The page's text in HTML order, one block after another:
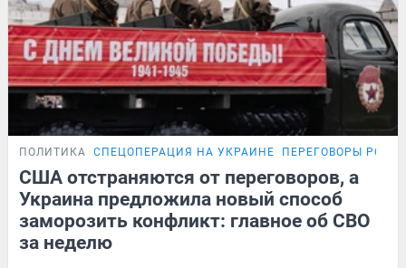
ПОЛИТИКА СПЕЦОПЕРАЦИЯ НА УКРАИНЕ ПЕРЕГОВОРЫ
США отстраняются от переговоров, а
Украина предложила новый способ
заморозить конфликт: главное об СВО
за неделю